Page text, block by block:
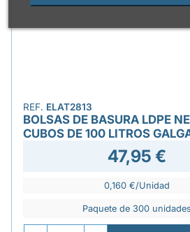
REF. ELAT2813
BOLSAS DE BASURA LDPE
CUBOS DE 100 LITROS
47,95 €
0,160 €/Unidad
Paquete de 300 unidades